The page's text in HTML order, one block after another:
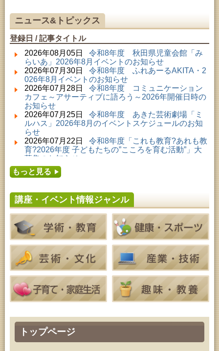
トップページ
成人教育「研修室開放」
2026年08月01日 ～ 2026年08月23日 (大館市)
清澄コレクション未公開絵画展
2026年08月01日 ～ 2026年09月23日 (秋田市)
佐竹氏の名宝、雄大なる歴史を想う～武と雅～
2026年08月01日 ～ 2026年08月16日 (秋田市)
音と会話を楽しむ朝の図書館
2026年08月01日 ～ 2026年08月23日 (秋田市)
乳幼児・青少年教育「図書館クイズラリー」
2026年08月01日 ～ 2026年08月30日 (秋田市)
乳幼児・青少年教育「夏休み資料展示」
2026年08月01日 ～ 2026年08月25日 (秋田市)
工房雑がみランド2026
2026年08月01日 ～ 2026年08月23日 (秋田市)
子どもの読書活動推進事業「夏休みは図書館へ行こ
う－みんなの読みたい！知りたい！学びたい！をお
手伝いします－」（資料展示）
おかえりなさい！佐竹本三十六歌仙絵とゆかりの名
品
特別展「超写実 ホキ美術館名品展」
2026年08月08日 (秋田市)
乳幼児教育・青少年教育「おりがみの会」
2026年08月08日 ～ 2026年08月09日 (秋田市)
青少年・成人・家庭教育「夏のファミリーキャン
プ」
2026年08月08日 (秋田市)
青少年・家庭・成人教育「不思議アートのぞき箱ワ
ークショップ」
2026年08月08日 (秋田市)
乳幼児・青少年教育「朝のこどもとしょかんタイ
ム」
2026年08月08日 (秋田市)
2026年08月08日 (秋田市)
乳幼児教育「フォンテ文庫のおはなし会」
2026年08月09日 (秋田市)
ニュース&トピックス
登録日 / 記事タイトル
2026年08月05日 令和8年度 秋田県児童会館「み
らいあ」2026年8月イベントのお知らせ
2026年07月30日 令和8年度 ふれあーるAKITA・2
026年8月イベントのお知らせ
2026年07月28日 令和8年度 コミュニケーション
カフェ～アサーティブに語ろう～2026年開催日時の
お知らせ
2026年07月25日 令和8年度 あきた芸術劇場「ミ
ルハス」2026年8月のイベントスケジュールのお知
らせ
2026年07月22日 令和8年度「これも教育?あれも教
育?2026年度 子どもたちの”こころを育む活動”」大
募集のお知らせ
2026年07月16日
夏休み親子体験教室」募集のお知らせ
らいあ」2026年7月イベントのお知らせ
2026年07月11日令和8年度 あきた芸術劇場「ミ
ルハス」2026年7月のイベントスケジュールのお知
らせ
2026年07月10日令和8年度 株式会社パソナ「キ
ャリアコンサルタント相談」のお知らせ
2026年07月10日令和8年度 株式会社パソナ「キ
ャリア形成リスキリング支援センター」紹介のお知
らせ
もっと見る
講座・イベント情報ジャンル